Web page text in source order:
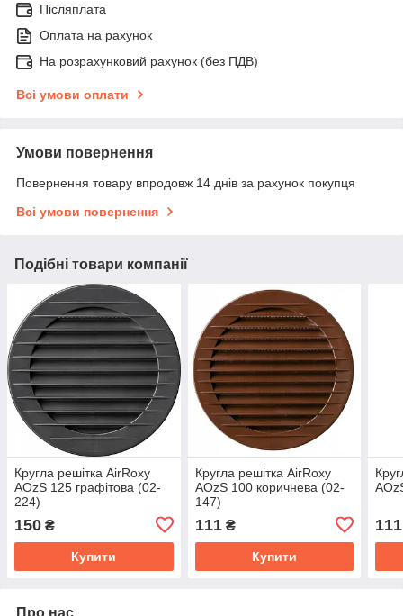
Післяплата
Оплата на рахунок
На розрахунковий рахунок (без ПДВ)
Всі умови оплати
Умови повернення
Повернення товару впродовж 14 днів за рахунок покупця
Всі умови повернення
Подібні товари компанії
Кругла решітка AirRoxy
AOzS 125 графітова (02-
224)
150 ₴
Купити
Кругла решітка AirRoxy
AOzS 100 коричнева (02-
147)
111₴
Купити
111
Про нас